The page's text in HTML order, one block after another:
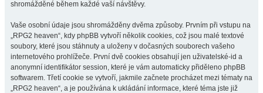
shromážděné během každé vaší návštěvy.
Vaše osobní údaje jsou shromážděny dvěma způsoby. Prvním při vstupu na
„RPG2 heaven“, kdy phpBB vytvoří několik cookies, což jsou malé textové
soubory, které jsou stáhnuty a uloženy v dočasných souborech vašeho
internetového prohlížeče. První dvě cookies obsahují jen uživatelské-id a
anonymní identifikátor session, které je vám automaticky přiděleno phpBB
softwarem. Třetí cookie se vytvoří, jakmile začnete procházet mezi tématy na
„RPG2 heaven“, a je používána k ukládání informace, které téma jste již